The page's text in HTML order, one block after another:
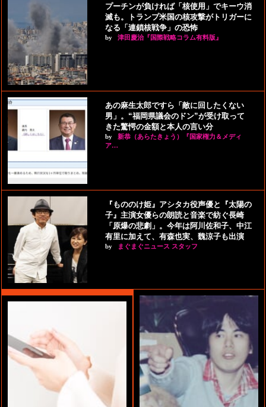
プーチンが負ければ「核使用」でキーウ消
滅も。トランプ米国の核攻撃がトリガーに
なる「連鎖核戦争」の恐怖
by 津田慶治『国際戦略コラム有料版』
あの麻生太郎ですら「敵に回したくない
男」。“福岡県議会のドン”が受け取って
きた驚愕の金額と本人の言い分
by
新恭（あらたきょう）『国家権力＆メディ
ア…
『もののけ姫』アシタカ役声優と『太陽の
子』主演女優らの朗読と音楽で紡ぐ長崎
「原爆の悲劇」。今年は阿川佐和子、中江
有里に加えて、有森也実、魏涼子も出演
by まぐまぐニュース スタッフ